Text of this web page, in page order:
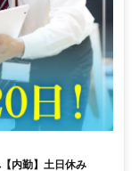
内勤】土日休み